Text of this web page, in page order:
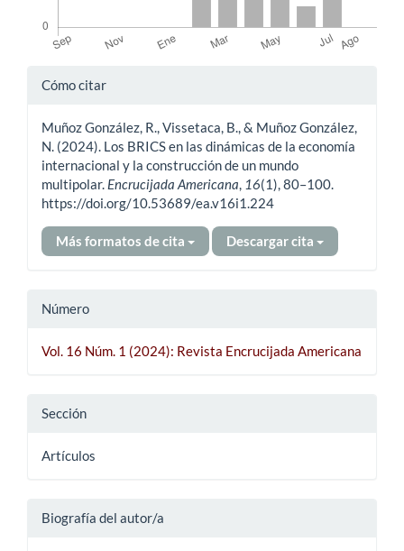
Detalles
artículo
Cómo citar
Muñoz González, R., Vissetaca, B., & Muñoz González,
N. (2024). Los BRICS en las dinámicas de la economía
internacional y la construcción de un mundo
multipolar. Encrucijada Americana, 16(1), 80–100.
https://doi.org/10.53689/ea.v16i1.224
Más formatos de cita Descargar cita
Número
Vol. 16 Núm. 1 (2024): Revista Encrucijada Americana
Sección
Artículos
Biografía del autor/a